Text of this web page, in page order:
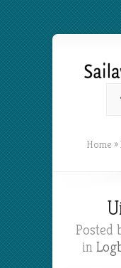
Home »
Posted
in